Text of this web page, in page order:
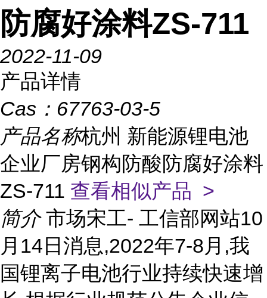
防腐好涂料ZS-711
2022-11-09
产品详情
Cas： 67763-03-5
产品名称杭州 新能源锂电池
企业厂房钢构防酸防腐好涂料
ZS-711 查看相似产品 >
简介 市场宋工- 工信部网站10
月14日消息,2022年7-8月,我
国锂离子电池行业持续快速增